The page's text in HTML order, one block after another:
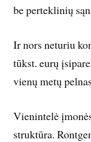
be perteklinių
Ir nors neturiu
tūkst. eurų
vienų metų
Vienintelė
struktūra.